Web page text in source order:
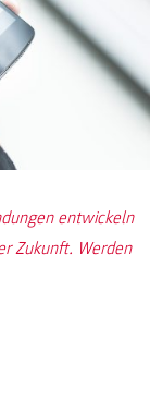
entwickeln
Zukunft. Werden